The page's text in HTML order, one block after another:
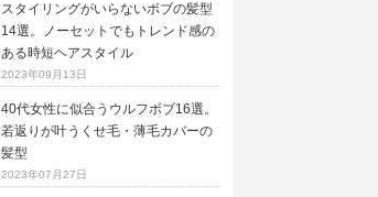
スタイリングがいらないボブの髪型
14選。ノーセットでもトレンド感の
ある時短ヘアスタイル
2023年09月13日
40代女性に似合うウルフボブ16選。
若返りが叶うくせ毛・薄毛カバーの
髪型
2023年07月27日